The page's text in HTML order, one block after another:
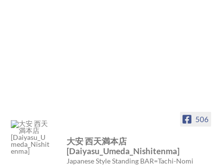
506
大安 西天満本店
[Daiyasu_Umeda_Nishitenma]
Japanese Style Standing BAR=Tachi-Nomi